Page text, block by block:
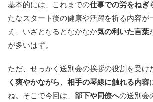
基本的には、これまでの仕事での労をねぎ
たなスタート後の健康や活躍を祈る内容が
え、いざとなるとなかなか気の利いた言葉
が多いはず。
ただ、せっかく送別会の挨拶の役割を受け
く爽やかながら、相手の琴線に触れる内容
ね。そこで今回は、 部下や同僚への送別会